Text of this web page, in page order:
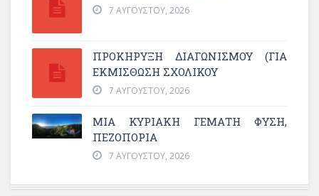
7 ΑΥΓΟΎΣΤΟΥ, 2026
ΠΡΟΚΗΡΥΞΗ ΔΙΑΓΩΝΙΣΜΟΥ (ΓΙΑ
ΕΚΜΊΣΘΩΣΗ ΣΧΟΛΙΚΟΎ
7 ΑΥΓΟΎΣΤΟΥ, 2026
ΜΙΑ ΚΥΡΙΑΚΉ ΓΕΜΆΤΗ ΦΎΣΗ,
ΠΕΖΟΠΟΡΊΑ
7 ΑΥΓΟΎΣΤΟΥ, 2026